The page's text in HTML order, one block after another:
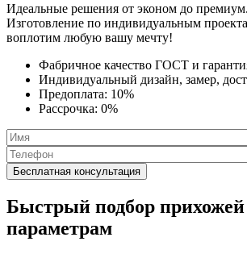
Идеальные решения от эконом до премиум.
Изготовление по индивидуальным
воплотим любую вашу мечту!
Фабричное качество ГОСТ и
Индивидуальный дизайн, замер,
Предоплата: 10%
Рассрочка: 0%
Быстрый подбор прихожей
параметрам